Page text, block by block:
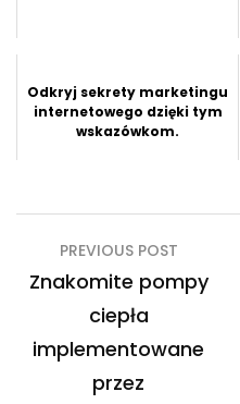
Odkryj sekrety marketingu
internetowego dzięki tym
wskazówkom.
Nawigacja
wpisu
PREVIOUS POST
Znakomite pompy
ciepła
implementowane
przez